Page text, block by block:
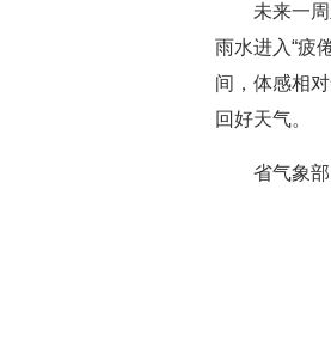
未来一
雨水进入“疲
间，体感相
回好天气。
省气象